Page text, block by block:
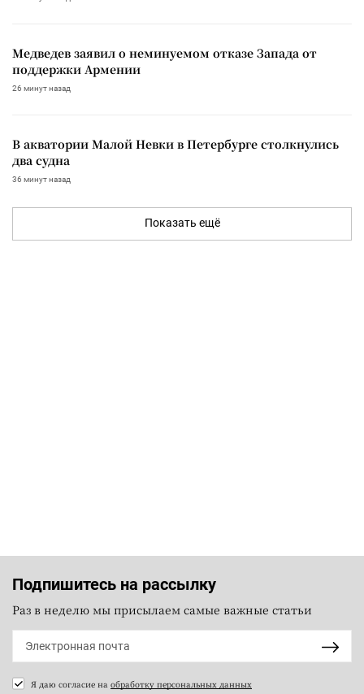
Медведев заявил о неминуемом отказе Запада от
поддержки Армении
26 минут назад
В акватории Малой Невки в Петербурге столкнулись
два судна
36 минут назад
Показать ещё
Подпишитесь на рассылку
Раз в неделю мы присылаем самые важные статьи
Я даю согласие на обработку персональных данных